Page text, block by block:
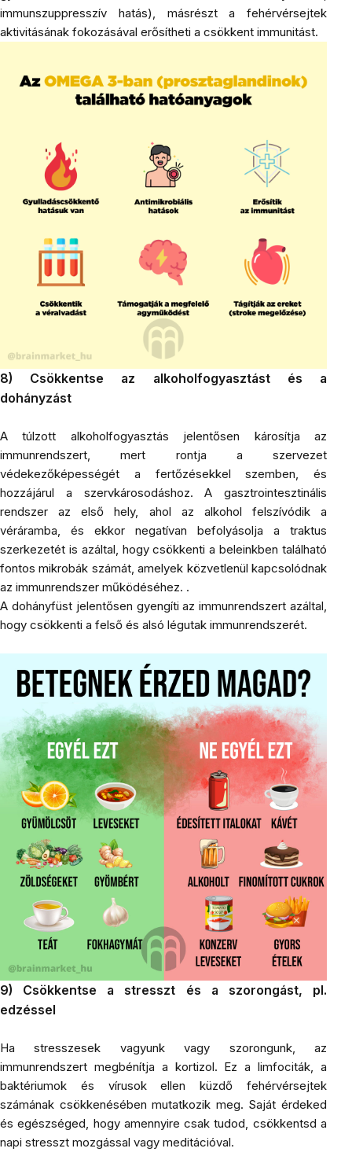
immunszuppresszív hatás), másrészt a fehérvérsejtek
aktivitásának fokozásával erősítheti a csökkent immunitást.
8) Csökkentse az alkoholfogyasztást és a
dohányzást
A túlzott alkoholfogyasztás jelentősen károsítja az
immunrendszert, mert rontja a szervezet
védekezőképességét a fertőzésekkel szemben, és
hozzájárul a szervkárosodáshoz. A gasztrointesztinális
rendszer az első hely, ahol az alkohol felszívódik a
véráramba, és ekkor negatívan befolyásolja a traktus
szerkezetét is azáltal, hogy csökkenti a beleinkben található
fontos mikrobák számát, amelyek közvetlenül kapcsolódnak
az immunrendszer működéséhez. .
A dohányfüst jelentősen gyengíti az immunrendszert azáltal,
hogy csökkenti a felső és alsó légutak immunrendszerét.
9) Csökkentse a stresszt és a szorongást, pl.
edzéssel
Ha stresszesek vagyunk vagy szorongunk, az
immunrendszert megbénítja a kortizol. Ez a limfociták, a
baktériumok és vírusok ellen küzdő fehérvérsejtek
számának csökkenésében mutatkozik meg. Saját érdeked
és egészséged, hogy amennyire csak tudod, csökkentsd a
napi stresszt mozgással vagy meditációval.